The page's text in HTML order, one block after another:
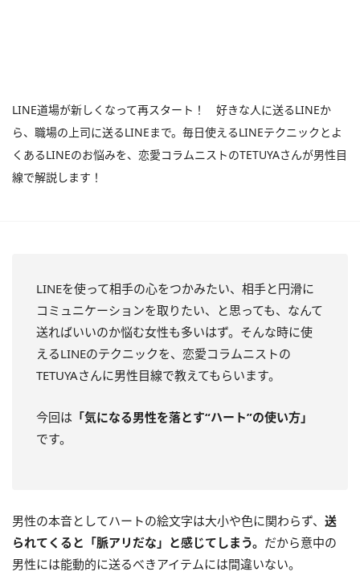
LINE道場が新しくなって再スタート！ 好きな人に送るLINEか
ら、職場の上司に送るLINEまで。毎日使えるLINEテクニックとよ
くあるLINEのお悩みを、恋愛コラムニストのTETUYAさんが男性目
線で解説します！
LINEを使って相手の心をつかみたい、相手と円滑に
コミュニケーションを取りたい、と思っても、なんて
送ればいいのか悩む女性も多いはず。そんな時に使
えるLINEのテクニックを、恋愛コラムニストの
TETUYAさんに男性目線で教えてもらいます。
今回は 「気になる男性を落とす“ハート”の使い方」
です。
男性の本音としてハートの絵文字は大小や色に関わらず、 送
られてくると「脈アリだな」と感じてしまう。 だから意中の
男性には能動的に送るべきアイテムには間違いない。